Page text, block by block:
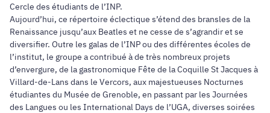
Cercle des étudiants de l’INP.
Aujourd’hui, ce répertoire éclectique s’étend des bransles de la
Renaissance jusqu’aux Beatles et ne cesse de s’agrandir et se
diversifier. Outre les galas de l’INP ou des différentes écoles de
l’institut, le groupe a contribué à de très nombreux projets
d’envergure, de la gastronomique Fête de la Coquille St Jacques à
Villard-de-Lans dans le Vercors, aux majestueuses Nocturnes
étudiantes du Musée de Grenoble, en passant par les Journées
des Langues ou les International Days de l’UGA, diverses soirées